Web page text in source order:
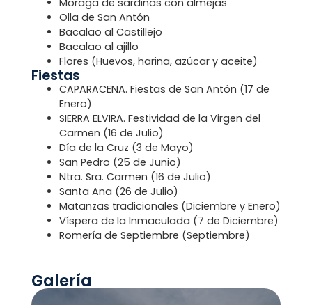
Moraga de sardinas con almejas
Olla de San Antón
Bacalao al Castillejo
Bacalao al ajillo
Flores (Huevos, harina, azúcar y aceite)
Fiestas
CAPARACENA. Fiestas de San Antón (17 de
Enero)
SIERRA ELVIRA. Festividad de la Virgen del
Carmen (16 de Julio)
Día de la Cruz (3 de Mayo)
San Pedro (25 de Junio)
Ntra. Sra. Carmen (16 de Julio)
Santa Ana (26 de Julio)
Matanzas tradicionales (Diciembre y Enero)
Víspera de la Inmaculada (7 de Diciembre)
Romería de Septiembre (Septiembre)
Galería